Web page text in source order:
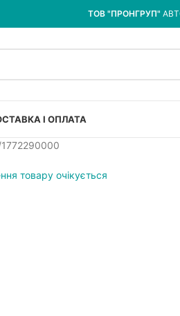
ТОВ "ПРОНГРУП"
І ОПЛАТА
1772290000